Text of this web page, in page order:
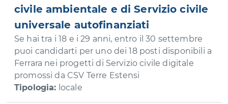
civile ambientale e di Servizio civile
universale autofinanziati
Se hai tra i 18 e i 29 anni, entro il 30 settembre
puoi candidarti per uno dei 18 posti disponibili a
Ferrara nei progetti di Servizio civile digitale
promossi da CSV Terre Estensi
Tipologia: locale